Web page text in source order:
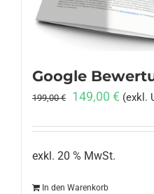
auf
der
Google
199,00€
Ursprünglicher
war:
199,00 €
149,00 €
ist:
(exkl.
exkl. 20 % MwSt.
In den Warenkorb